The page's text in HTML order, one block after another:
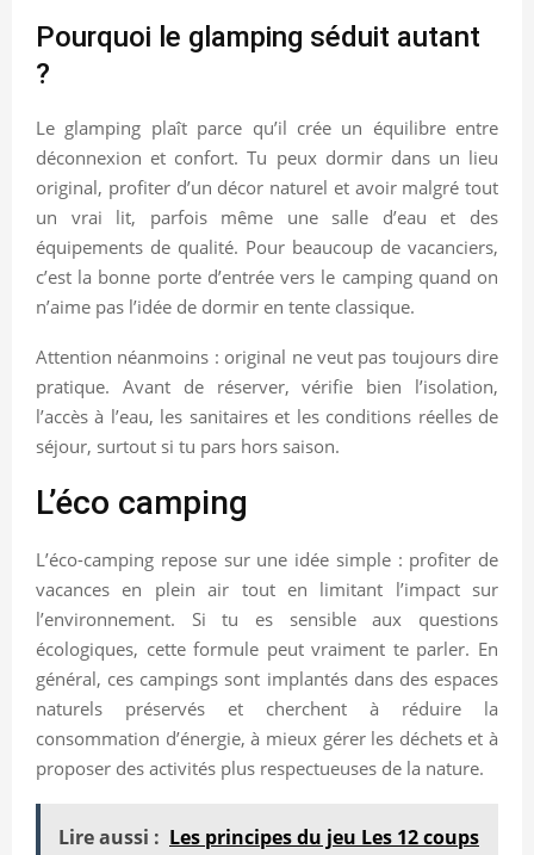
Pourquoi le glamping séduit autant
?
Le glamping plaît parce qu’il crée un équilibre entre
déconnexion et confort. Tu peux dormir dans un lieu
original, profiter d’un décor naturel et avoir malgré tout
un vrai lit, parfois même une salle d’eau et des
équipements de qualité. Pour beaucoup de vacanciers,
c’est la bonne porte d’entrée vers le camping quand on
n’aime pas l’idée de dormir en tente classique.
Attention néanmoins : original ne veut pas toujours dire
pratique. Avant de réserver, vérifie bien l’isolation,
l’accès à l’eau, les sanitaires et les conditions réelles de
séjour, surtout si tu pars hors saison.
L’éco camping
L’éco-camping repose sur une idée simple : profiter de
vacances en plein air tout en limitant l’impact sur
l’environnement. Si tu es sensible aux questions
écologiques, cette formule peut vraiment te parler. En
général, ces campings sont implantés dans des espaces
naturels préservés et cherchent à réduire la
consommation d’énergie, à mieux gérer les déchets et à
proposer des activités plus respectueuses de la nature.
Lire aussi : Les principes du jeu Les 12 coups